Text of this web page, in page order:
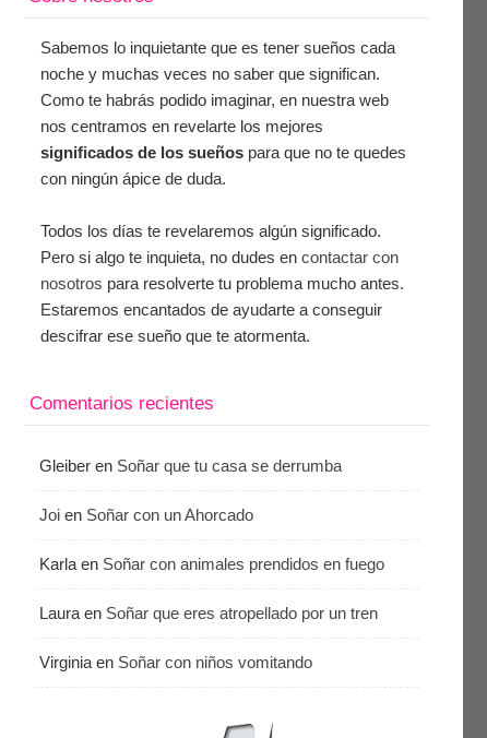
Sabemos lo inquietante que es tener sueños cada
noche y muchas veces no saber que significan.
Como te habrás podido imaginar, en nuestra web
nos centramos en revelarte los mejores
significados de los sueños para que no te quedes
con ningún ápice de duda.
Todos los días te revelaremos algún significado.
Pero si algo te inquieta, no dudes en contactar con
nosotros para resolverte tu problema mucho antes.
Estaremos encantados de ayudarte a conseguir
descifrar ese sueño que te atormenta.
Comentarios recientes
Gleiber en Soñar que tu casa se derrumba
Joi en Soñar con un Ahorcado
Karla en Soñar con animales prendidos en fuego
Laura en Soñar que eres atropellado por un tren
Virginia en Soñar con niños vomitando